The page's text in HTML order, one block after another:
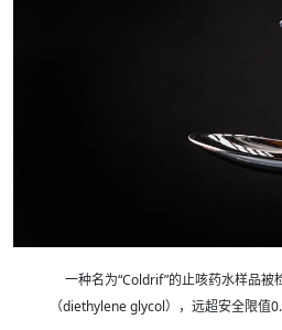
一种名为“Coldrif”的止咳药水样品
（diethylene glycol），远超安全限值